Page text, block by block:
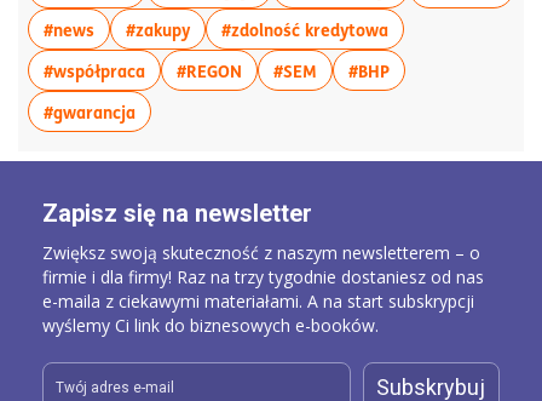
#newswięcej artykułów z tagiem:#news
#zakupywięcej artykułów z tagiem:#zakupy
#zdolność kredytowawięcej artykułów
#współpracawięcej artykułów z tagiem:#współpraca
#REGON więcej artykułów z tagiem:#REGON
#SEM więcej artykułów z
#BHPwięcej artykułów z
#gwarancjawięcej artykułów z tagiem:#gwarancja
Zapisz się na newsletter
Zwiększ swoją skuteczność z naszym newsletterem – o
firmie i dla firmy! Raz na trzy tygodnie dostaniesz od nas
e-maila z ciekawymi materiałami. A na start subskrypcji
wyślemy Ci link do biznesowych e-booków.
Subskrybuj